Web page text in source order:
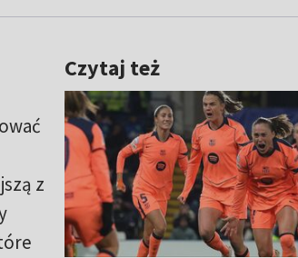
Czytaj też
z